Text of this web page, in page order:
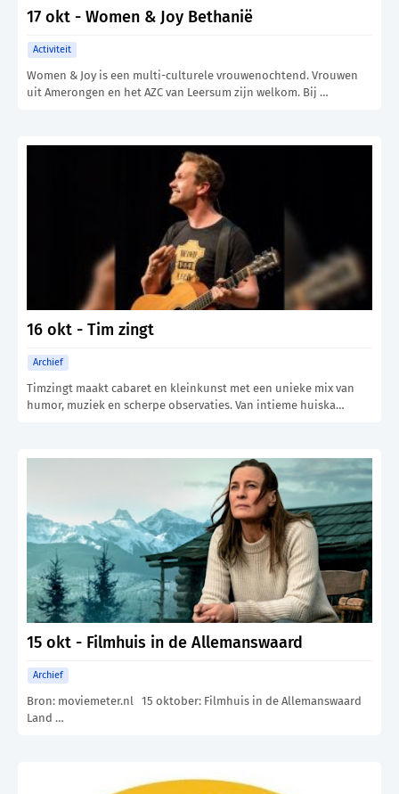
17 okt - Women & Joy Bethanië
Activiteit
Women & Joy is een multi-culturele vrouwenochtend. Vrouwen
uit Amerongen en het AZC van Leersum zijn welkom. Bij …
16 okt - Tim zingt
Archief
Timzingt maakt cabaret en kleinkunst met een unieke mix van
humor, muziek en scherpe observaties. Van intieme huiska…
15 okt - Filmhuis in de Allemanswaard
Archief
Bron: moviemeter.nl 15 oktober: Filmhuis in de Allemanswaard
Land …